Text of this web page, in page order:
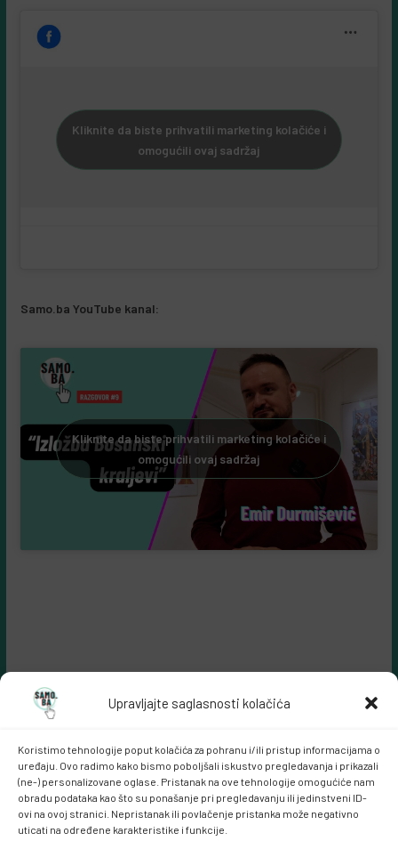
Upravljajte saglasnosti kolačića
Koristimo tehnologije poput kolačića za pohranu i/ili pristup informacijama o
uređaju. Ovo radimo kako bismo poboljšali iskustvo pregledavanja i prikazali
(ne-) personalizovane oglase. Pristanak na ove tehnologije omogućiće nam
obradu podataka kao što su ponašanje pri pregledavanju ili jedinstveni ID-
ovi na ovoj stranici. Nepristanak ili povlačenje pristanka može negativno
uticati na određene karakteristike i funkcije.
Kliknite da biste prihvatili marketing kolačiće i
omogućili ovaj sadržaj
Samo.ba YouTube kanal:
Kliknite da biste prihvatili marketing kolačiće i
omogućili ovaj sadržaj
Samo.ba MARKETING